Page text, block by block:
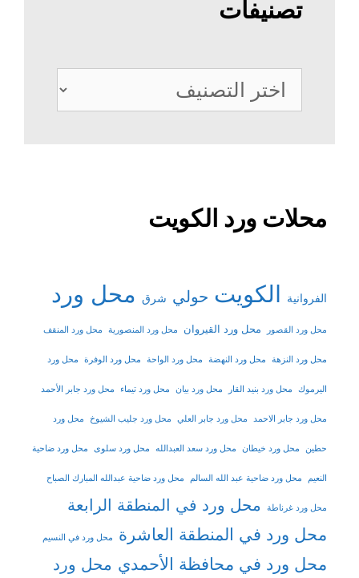
تصنيفات
تصنيفات
محلات ورد الكويت
الفروانية الكويت حولي شرق محل ورد
محل ورد القصور محل ورد القيروان محل ورد المنصورية محل ورد المنقف
محل ورد النزهة محل ورد النهضة محل ورد الواحة محل ورد الوفرة محل ورد
اليرموك محل ورد بنيد القار محل ورد بيان محل ورد تيماء محل ورد جابر الأحمد
محل ورد جابر الاحمد محل ورد جابر العلي محل ورد جليب الشيوخ محل ورد
حطين محل ورد خيطان محل ورد سعد العبدالله محل ورد سلوى محل ورد ضاحية
النعيم محل ورد ضاحية عبد الله السالم محل ورد ضاحية عبدالله المبارك الصباح
محل ورد غرناطة
محل ورد في المنطقة الرابعة
محل ورد في المنطقة العاشرة
محل ورد في النسيم
محل ورد في محافظة الأحمدي محل ورد